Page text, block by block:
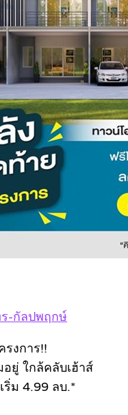
ร-กัลปพฤกษ์
งการ!!
ยู่ ใกล้คลับเฮ้าส์
ม 4.99 ลบ.*